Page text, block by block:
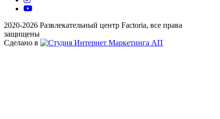
2020-2026 Развлекательный центр Factoria, все права
защищены
Сделано в